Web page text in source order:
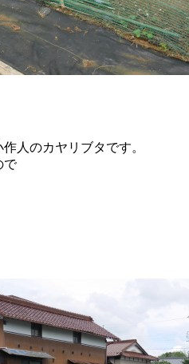
人のカヤリブタです。
で